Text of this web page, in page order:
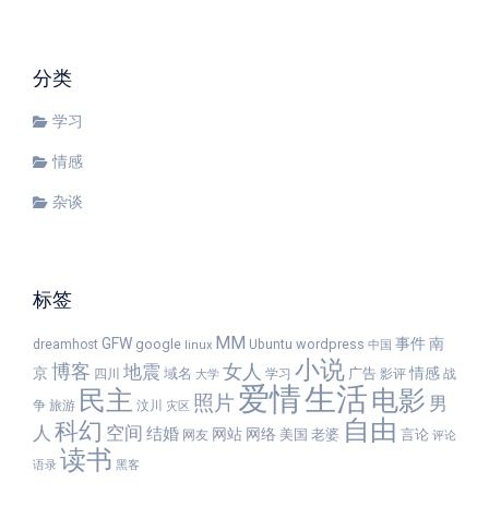
分类
学习
情感
杂谈
标签
dreamhost GFW google linux MM Ubuntu wordpress 中国 事件南
京博客 四川 地震 域名 大学 女人 学习 小说 广告 影评 情感 战
争 旅游 民主 汶川 灾区 照片 爱情生活 电影 男
人 科幻 空间 结婚 网友 网站 网络 美国 老婆 自由 言论 评论
语录 读书 黑客